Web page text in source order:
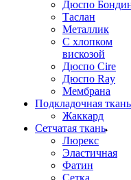
Дюспо
Таслан
Металлик
С хлопком
вискозой
Дюспо Cire
Дюспо Ray
Мембрана
Подкладочная ткань
Жаккард
Сетчатая ткань
Люрекс
Эластичная
Фатин
Сетка